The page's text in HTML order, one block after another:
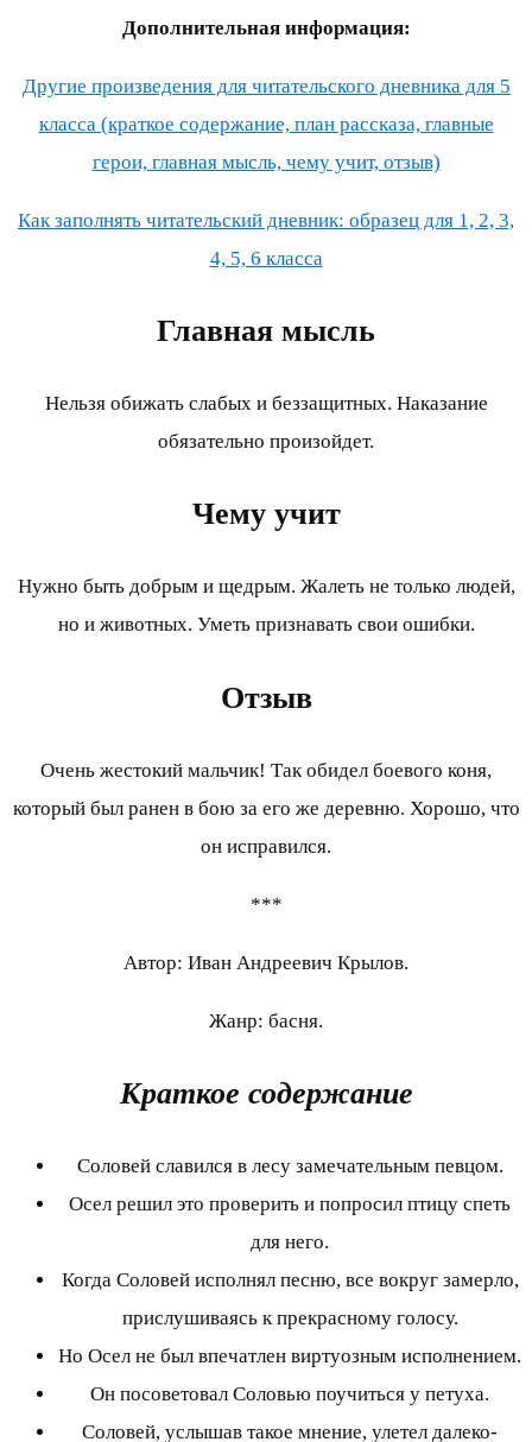
Дополнительная информация:
Другие произведения для читательского дневника для 5
класса (краткое содержание, план рассказа, главные
герои, главная мысль, чему учит, отзыв)
Как заполнять читательский дневник: образец для 1, 2, 3,
4, 5, 6 класса
Главная мысль
Нельзя обижать слабых и беззащитных. Наказание
обязательно произойдет.
Чему учит
Нужно быть добрым и щедрым. Жалеть не только людей,
но и животных. Уметь признавать свои ошибки.
Отзыв
Очень жестокий мальчик! Так обидел боевого коня,
который был ранен в бою за его же деревню. Хорошо, что
он исправился.
***
Автор: Иван Андреевич Крылов.
Жанр: басня.
Краткое содержание
Соловей славился в лесу замечательным певцом.
Осел решил это проверить и попросил птицу спеть
для него.
Когда Соловей исполнял песню, все вокруг замерло,
прислушиваясь к прекрасному голосу.
Но Осел не был впечатлен виртуозным исполнением.
Он посоветовал Соловью поучиться у петуха.
Соловей, услышав такое мнение, улетел далеко-